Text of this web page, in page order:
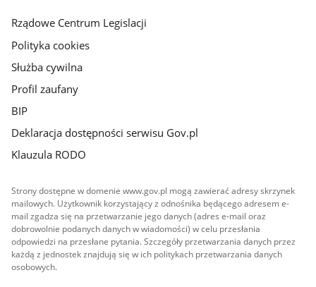
Rządowe Centrum Legislacji
Polityka cookies
Służba cywilna
Profil zaufany
BIP
Deklaracja dostępności serwisu Gov.pl
Klauzula RODO
Strony dostępne w domenie www.gov.pl mogą zawierać adresy skrzynek
mailowych. Użytkownik korzystający z odnośnika będącego adresem e-
mail zgadza się na przetwarzanie jego danych (adres e-mail oraz
dobrowolnie podanych danych w wiadomości) w celu przesłania
odpowiedzi na przesłane pytania. Szczegóły przetwarzania danych przez
każdą z jednostek znajdują się w ich politykach przetwarzania danych
osobowych.